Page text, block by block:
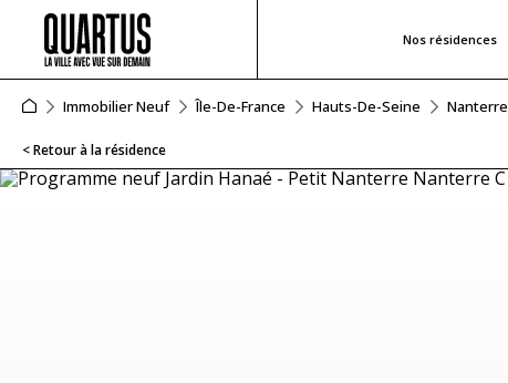
Nos résidences
Immobilier Neuf Île-De-France Hauts-De-Seine Nanterre
< Retour à la résidence